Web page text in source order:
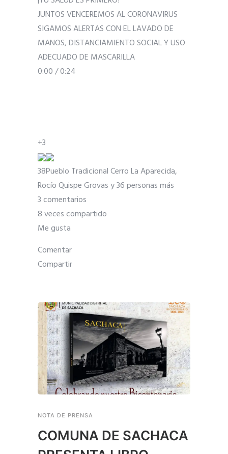
JUNTOS VENCEREMOS AL CORONAVIRUS
SIGAMOS ALERTAS CON EL LAVADO DE
MANOS, DISTANCIAMIENTO SOCIAL Y USO
ADECUADO DE MASCARILLA
0:00/ 0:24
+3
38Pueblo Tradicional Cerro La Aparecida,
Rocío Quispe Grovas y 36 personas más
3 comentarios
8 veces compartido
Me gusta
Comentar
Compartir
NOTA DE PRENSA
COMUNA DE SACHACA